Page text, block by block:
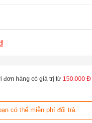
đơn hàng có giá trị từ 150.000 Đ
có thể miễn phí đổi trả.